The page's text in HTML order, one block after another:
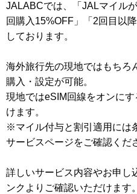
JALABCでは、「JALマイル
回購入15%OFF」「2回目以
しております。
海外旅行先の現地ではもちろ
購入・設定が可能。
現地ではeSIM回線をオンに
けます。
※マイル付与と割引適用には
サービスページをご確認くだ
詳しいサービス内容やお申し
ンクよりご確認いただけます。